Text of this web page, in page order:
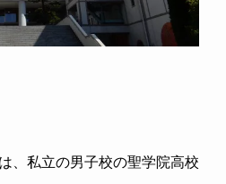
、私立の男子校の聖学院高校